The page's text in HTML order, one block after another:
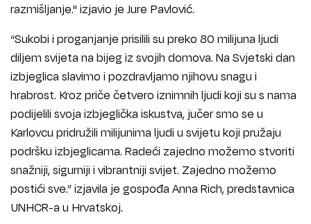
razmišljanje.'' izjavio je Jure Pavlović.
“Sukobi i proganjanje prisilili su preko 80 milijuna ljudi
diljem svijeta na bijeg iz svojih domova. Na Svjetski dan
izbjeglica slavimo i pozdravljamo njihovu snagu i
hrabrost. Kroz priče četvero iznimnih ljudi koji su s nama
podijelili svoja izbjeglička iskustva, jučer smo se u
Karlovcu pridružili milijunima ljudi u svijetu koji pružaju
podršku izbjeglicama. Radeći zajedno možemo stvoriti
snažniji, sigurniji i vibrantniji svijet. Zajedno možemo
postići sve.” izjavila je gospođa Anna Rich, predstavnica
UNHCR-a u Hrvatskoj.